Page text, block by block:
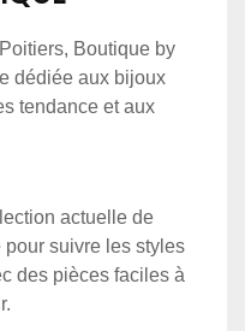
Boutique by
dédiée aux bijoux
tendance et aux
actuelle de
pour suivre les styles
des pièces faciles à